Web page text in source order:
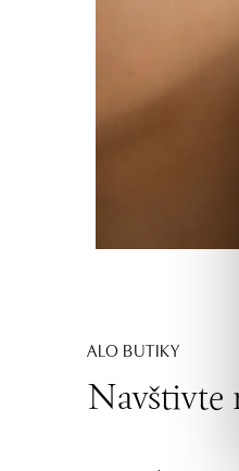
ALO BUTIKY
Navštivte